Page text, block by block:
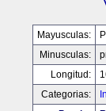
Mayusculas:
Minusculas:
Longitud:
Categorias: